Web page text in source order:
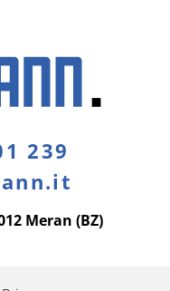
239
Meran (BZ)